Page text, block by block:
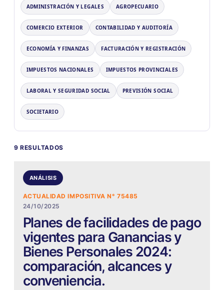
ADMINISTRACIÓN Y LEGALES AGROPECUARIO
COMERCIO EXTERIOR CONTABILIDAD Y AUDITORÍA
ECONOMÍA Y FINANZAS FACTURACIÓN Y REGISTRACIÓN
IMPUESTOS NACIONALES IMPUESTOS PROVINCIALES
LABORAL Y SEGURIDAD SOCIAL PREVISIÓN SOCIAL
SOCIETARIO
9 RESULTADOS
ANÁLISIS
ACTUALIDAD IMPOSITIVA N° 75485
24/10/2025
Planes de facilidades de pago
vigentes para Ganancias y
Bienes Personales 2024:
comparación, alcances y
conveniencia.